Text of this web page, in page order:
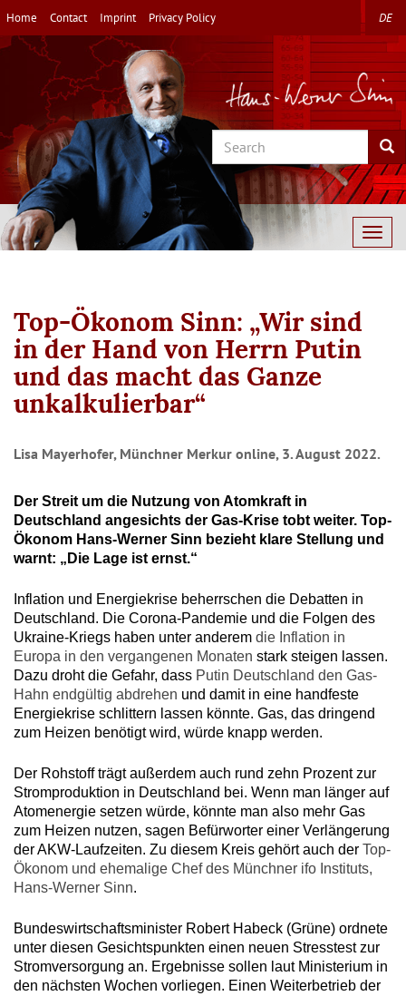
Skip
to
main
Home Contact Imprint Privacy Policy DE
Search
Top-Ökonom Sinn: „Wir sind
in der Hand von Herrn Putin
und das macht das Ganze
unkalkulierbar“
Lisa Mayerhofer, Münchner Merkur online, 3. August 2022.
Der Streit um die Nutzung von Atomkraft in
Deutschland angesichts der Gas-Krise tobt weiter. Top-
Ökonom Hans-Werner Sinn bezieht klare Stellung und
warnt: „Die Lage ist ernst.“
Inflation und Energiekrise beherrschen die Debatten in
Deutschland. Die Corona-Pandemie und die Folgen des
Ukraine-Kriegs haben unter anderem die Inflation in
Europa in den vergangenen Monaten stark steigen lassen.
Dazu droht die Gefahr, dass Putin Deutschland den Gas-
Hahn endgültig abdrehen und damit in eine handfeste
Energiekrise schlittern lassen könnte. Gas, das dringend
zum Heizen benötigt wird, würde knapp werden.
Der Rohstoff trägt außerdem auch rund zehn Prozent zur
Stromproduktion in Deutschland bei. Wenn man länger auf
Atomenergie setzen würde, könnte man also mehr Gas
zum Heizen nutzen, sagen Befürworter einer Verlängerung
der AKW-Laufzeiten. Zu diesem Kreis gehört auch der Top-
Ökonom und ehemalige Chef des Münchner ifo Instituts,
Hans-Werner Sinn.
Bundeswirtschaftsminister Robert Habeck (Grüne) ordnete
unter diesen Gesichtspunkten einen neuen Stresstest zur
Stromversorgung an. Ergebnisse sollen laut Ministerium in
den nächsten Wochen vorliegen. Einen Weiterbetrieb der